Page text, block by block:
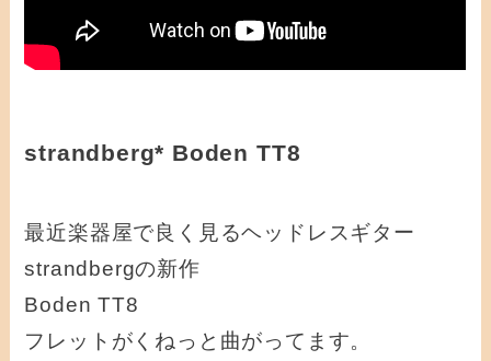
strandberg* Boden TT8
最近楽器屋で良く見るヘッドレスギター
strandbergの新作
Boden TT8
フレットがくねっと曲がってます。